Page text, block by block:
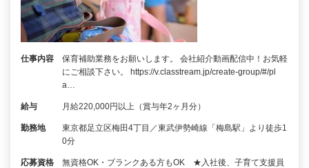
仕事内容
保育補助業務をお願いします。 会社紹介動画配信中！お気軽
にご相談下さい。 https://v.classtream.jp/create-group/#/pl
a…
給与 月給220,000円以上（賞与年2ヶ月分）
勤務地
東京都足立区梅田4丁目／東武伊勢崎線「梅島駅」より徒歩1
0分
応募資格
無資格OK・ブランクある方もOK ★入社後、子育て支援員